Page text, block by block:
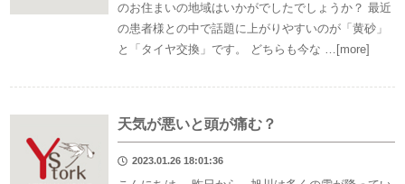
のお住まいの地域はいかがでしたでしょうか？ 最近
の患者様との中で話題に上がりやすいのが「黄砂」
と「タイヤ交換」です。 どちらも今な …[more]
天気が悪いと頭が痛む？
2023.01.26 18:01:36